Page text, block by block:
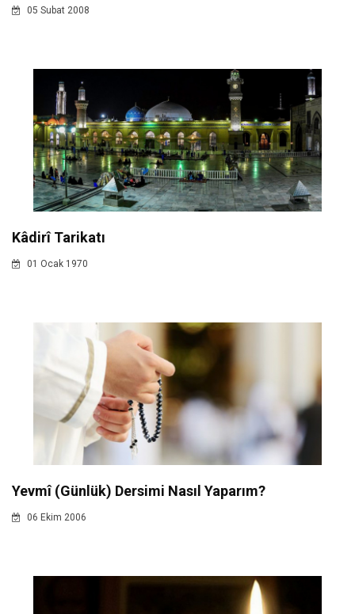
05 Subat 2008
Kâdirî Tarikatı
01 Ocak 1970
Yevmî (Günlük) Dersimi Nasıl Yaparım?
06 Ekim 2006